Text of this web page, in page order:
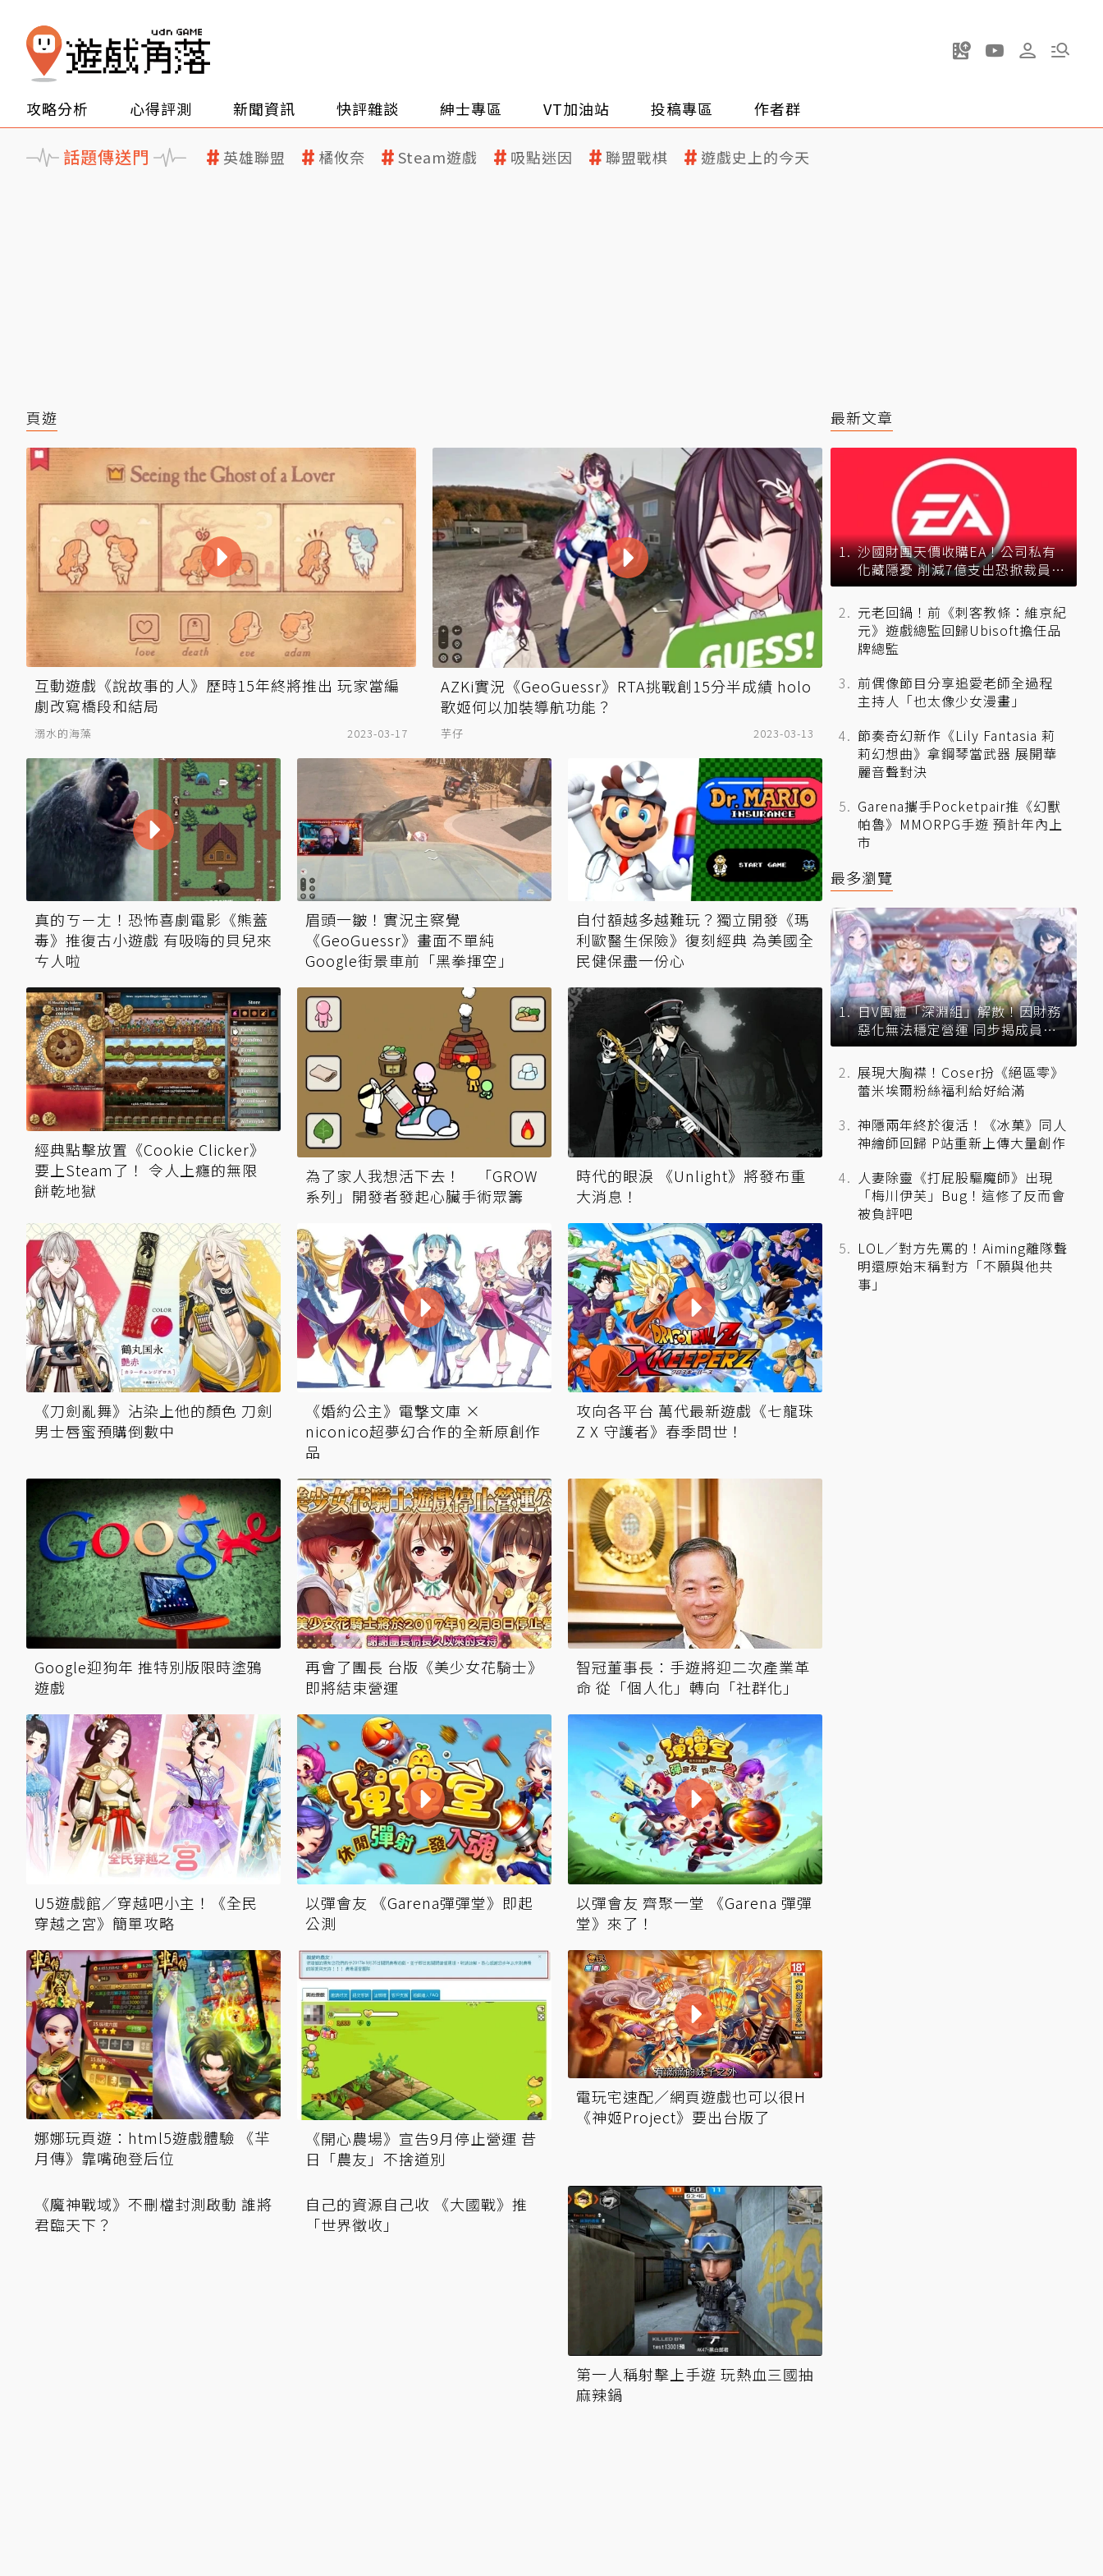
攻略分析 心得評測 新聞資訊 快評雜談 紳士專區 VT加油站 投稿專區 作者群
話題傳送門 英雄聯盟 橘攸奈 Steam遊戲 吸點迷因 聯盟戰棋 遊戲史上的今天
頁遊
互動遊戲《說故事的人》歷時15年終將推出 玩家當編
劇改寫橋段和結局
溺水的海藻 2023-03-17
AZKi實況《GeoGuessr》RTA挑戰創15分半成績 holo
歌姬何以加裝導航功能？
芋仔 2023-03-13
真的ㄎㄧㄤ！恐怖喜劇電影《熊蓋
毒》推復古小遊戲 有吸嗨的貝兒來
ㄘ人啦
眉頭一皺！實況主察覺
《GeoGuessr》畫面不單純
Google街景車前「黑拳揮空」
自付額越多越難玩？獨立開發《瑪
利歐醫生保險》復刻經典 為美國全
民健保盡一份心
經典點擊放置《Cookie Clicker》
要上Steam了！ 令人上癮的無限
餅乾地獄
為了家人我想活下去！ 「GROW
系列」開發者發起心臟手術眾籌
時代的眼淚 《Unlight》將發布重
大消息！
《刀劍亂舞》沾染上他的顏色 刀劍
男士唇蜜預購倒數中
《婚約公主》電撃文庫 ×
niconico超夢幻合作的全新原創作
品
攻向各平台 萬代最新遊戲《七龍珠
Z X 守護者》春季問世！
Google迎狗年 推特別版限時塗鴉
遊戲
再會了團長 台版《美少女花騎士》
即將結束營運
智冠董事長：手遊將迎二次產業革
命 從「個人化」轉向「社群化」
U5遊戲館／穿越吧小主！《全民
穿越之宮》簡單攻略
以彈會友 《Garena彈彈堂》即起
公測
以彈會友 齊聚一堂 《Garena 彈彈
堂》來了！
娜娜玩頁遊：html5遊戲體驗 《羋
月傳》靠嘴砲登后位
《開心農場》宣告9月停止營運 昔
日「農友」不捨道別
電玩宅速配／網頁遊戲也可以很H
《神姬Project》要出台版了
《魔神戰域》不刪檔封測啟動 誰將
君臨天下？
第一人稱射擊上手遊 玩熱血三國抽
麻辣鍋
最新文章
沙國財團天價收購EA！公司私有
化藏隱憂 削減7億支出恐掀裁員風
暴？
元老回鍋！前《刺客教條：維京紀
元》遊戲總監回歸Ubisoft擔任品
牌總監
前偶像節目分享追愛老師全過程
主持人「也太像少女漫畫」
節奏奇幻新作《Lily Fantasia 莉
莉幻想曲》拿鋼琴當武器 展開華
麗音聲對決
Garena攜手Pocketpair推《幻獸
帕魯》MMORPG手遊 預計年內上
市
最多瀏覽
日V團體「深淵組」解散！因財務
惡化無法穩定營運 同步揭成員未
來去向
展現大胸襟！Coser扮《絕區零》
蕾米埃爾粉絲福利給好給滿
神隱兩年終於復活！《冰菓》同人
神繪師回歸 P站重新上傳大量創作
人妻除靈《打屁股驅魔師》出現
「梅川伊芙」Bug！這修了反而會
被負評吧
LOL／對方先罵的！Aiming離隊聲
明還原始末稱對方「不願與他共
事」